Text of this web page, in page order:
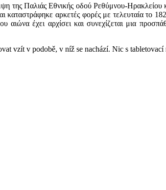
Παλιάς Εθνικής οδού Ρεθύμνου-Ηρακλείου
αρκετές φορές με τελευταία το
έχει αρχίσει και συνεχίζεται μια
vzít v podobě, v níž se ​​nachází. Nic s tabletovací